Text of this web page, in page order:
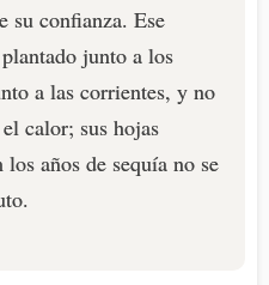
su confianza. Ese
junto a los
a las corrientes, y no
calor; sus hojas
años de sequía no se